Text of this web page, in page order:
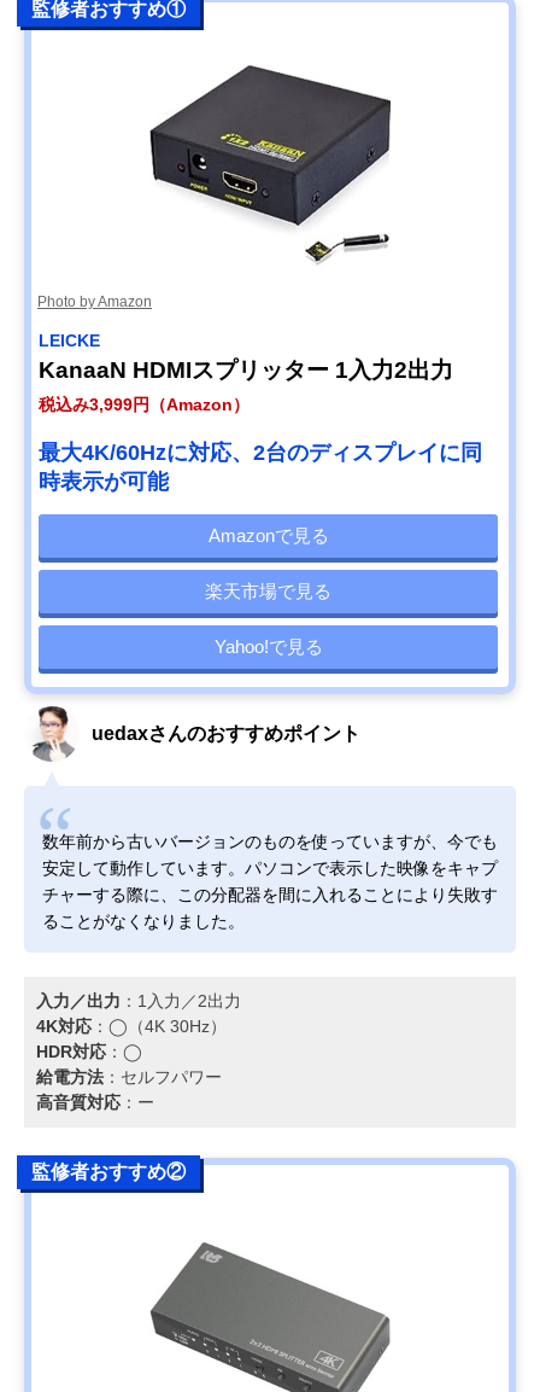
監修者おすすめ①
Photo by Amazon
LEICKE
KanaaN HDMIスプリッター 1入力2出力
税込み3,999円（Amazon）
最大4K/60Hzに対応、2台のディスプレイに同
時表示が可能
Amazonで見る
楽天市場で見る
Yahoo!で見る
uedaxさんのおすすめポイント
数年前から古いバージョンのものを使っていますが、今でも
安定して動作しています。パソコンで表示した映像をキャプ
チャーする際に、この分配器を間に入れることにより失敗す
ることがなくなりました。
入力／出力 ：1入力／2出力
4K対応 ：◯（4K 30Hz）
HDR対応 ：◯
給電方法 ：セルフパワー
高音質対応 ：ー
監修者おすすめ②